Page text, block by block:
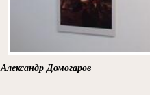
Александр Домогаров